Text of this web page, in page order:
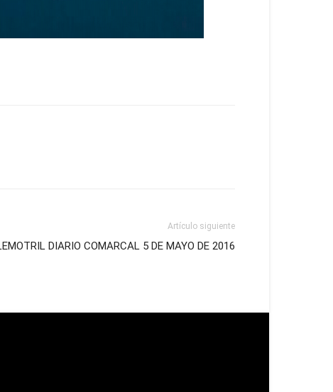
Artículo siguiente
DIARIO COMARCAL 5 DE MAYO DE 2016